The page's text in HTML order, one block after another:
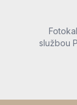
službou